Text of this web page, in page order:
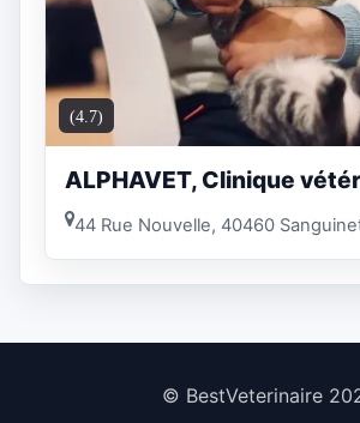
(4.7)
ALPHAVET, Clinique
44 Rue Nouvelle, 40460
© BestVeterinaire